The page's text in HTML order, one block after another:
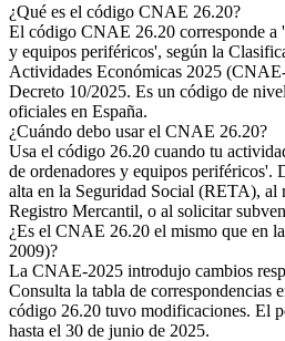
¿Qué es el código CNAE 26.20?
El código CNAE 26.20 corresponde a
y equipos periféricos', según la
Actividades Económicas 2025
Decreto 10/2025. Es un código de
oficiales en España.
¿Cuándo debo usar el CNAE 26.20?
Usa el código 26.20 cuando tu
de ordenadores y equipos periféricos'.
alta en la Seguridad Social (RETA), al
Registro Mercantil, o al solicitar
¿Es el CNAE 26.20 el mismo que en
2009)?
La CNAE-2025 introdujo cambios
Consulta la tabla de correspondencias
código 26.20 tuvo modificaciones. El
hasta el 30 de junio de 2025.